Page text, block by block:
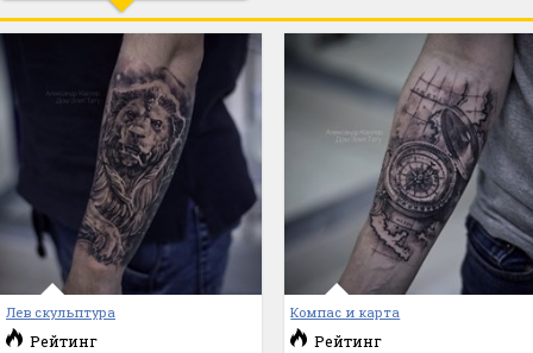
Лев скульптура
Рейтинг
Компас и карта
Рейтинг